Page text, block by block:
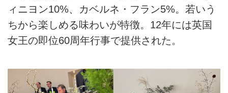
ィニヨン10%、カベルネ・フラン5%。若いう
ちから楽しめる味わいが特徴。12年には英国
女王の即位60周年行事で提供された。